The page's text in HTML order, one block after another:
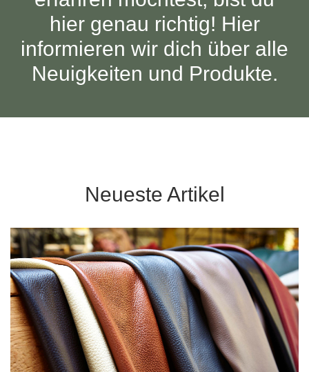
hier genau richtig! Hier
informieren wir dich über alle
Neuigkeiten und Produkte.
Neueste Artikel
Vitrinen
Wandboards